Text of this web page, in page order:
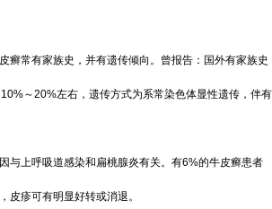
癣常有家族史，并有遗传倾向。曾报告：国外有家族史
～20%左右，遗传方式为系常染色体显性遗传，伴有
与上呼吸道感染和扁桃腺炎有关。有6%的牛皮癣患者
皮疹可有明显好转或消退。